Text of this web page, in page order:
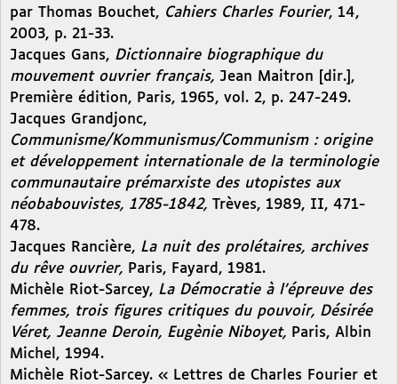
par Thomas Bouchet, Cahiers Charles Fourier, 14,
2003, p. 21-33.
Jacques Gans, Dictionnaire biographique du
mouvement ouvrier français, Jean Maitron [dir.],
Première édition, Paris, 1965, vol. 2, p. 247-249.
Jacques Grandjonc,
Communisme/Kommunismus/Communism : origine
et développement internationale de la terminologie
communautaire prémarxiste des utopistes aux
néobabouvistes, 1785-1842, Trèves, 1989, II, 471-
478.
Jacques Rancière, La nuit des prolétaires, archives
du rêve ouvrier, Paris, Fayard, 1981.
Michèle Riot-Sarcey, La Démocratie à l’épreuve des
femmes, trois figures critiques du pouvoir, Désirée
Véret, Jeanne Deroin, Eugènie Niboyet, Paris, Albin
Michel, 1994.
Michèle Riot-Sarcey. « Lettres de Charles Fourier et